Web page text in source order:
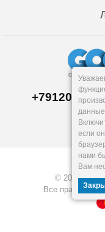
© 2026,
Все права
если
нами
Вам